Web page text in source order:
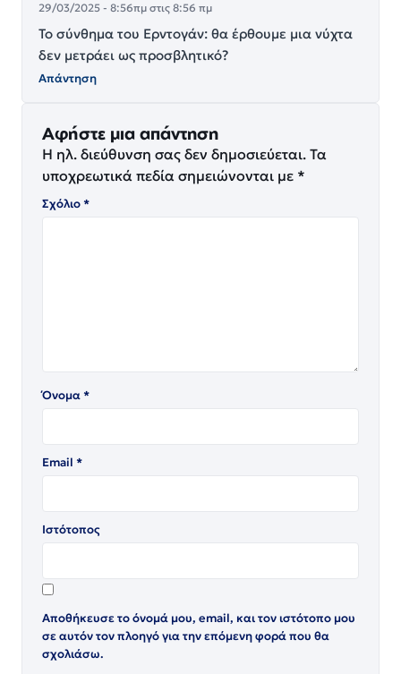
29/03/2025 - 8:56πμ στις 8:56 πμ
Το σύνθημα του Ερντογάν: θα έρθουμε μια νύχτα
δεν μετράει ως προσβλητικό?
Απάντηση
Αφήστε μια απάντηση
Η ηλ. διεύθυνση σας δεν δημοσιεύεται. Τα
υποχρεωτικά πεδία σημειώνονται με *
Σχόλιο*
Όνομα*
Email *
Ιστότοπος
Αποθήκευσε το όνομά μου, email, και τον ιστότοπο μου
σε αυτόν τον πλοηγό για την επόμενη φορά που θα
σχολιάσω.